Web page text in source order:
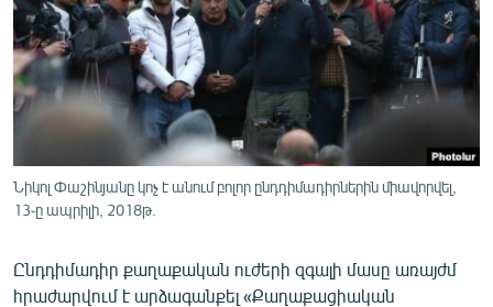
ՄԻՋԱԶԳԱՅԻՆ
ՄՇԱԿՈՒՅԹ
ՍՊՈՐՏ
ՄԵԿՆԱԲԱՆՈՒԹՅՈՒՆ
ՏՏ ԵՒ ԻՆՏԵՐՆԵՏ
ԿՈՐՈՆԱՎԻՐՈՒՍ
ՏԵՍԱՆՅՈՒԹԵՐ
Նիկոլ Փաշինյանը կոչ է անում բոլոր ընդդիմադիրներին միավորվել,
13֊ը ապրիլի, 2018թ.
Ընդդիմադիր քաղաքական ուժերի զգալի մասը առայժմ
հրաժարվում է արձագանքել «Քաղաքացիական